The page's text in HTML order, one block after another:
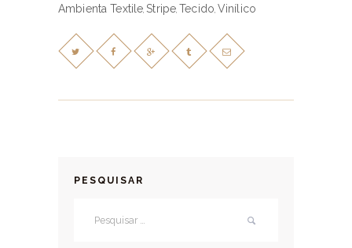
Ambienta Textile, Stripe, Tecido, Vinílico
PESQUISAR